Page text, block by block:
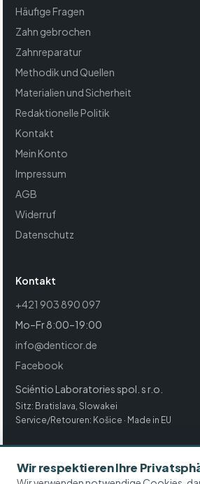
Häufige Fragen
Zahn gebrochen
Zahnreparatur
Methodik und Quellen
Materialien und Sicherheit
Redaktionelle Politik
Kontakt
Mein Konto
Impressum
AGB
Widerruf
Datenschutz
Kontakt
+421 903 890 097
Mo–Fr 8:00–19:00
info@denticor.de
Facebook
Sciéntio Laboratories spol. s r.o.
Sitz: Bratislava, Slowakei
Service/Retouren: Košice · Made in EU
© 2018–2026 Denticor · Sciéntio
Wir respektieren Ihre